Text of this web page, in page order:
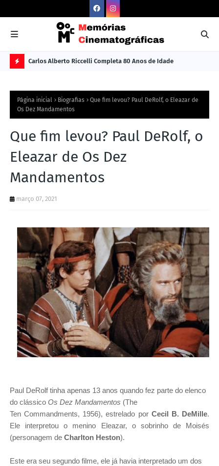
L
TI
M
A
O
A
S
Carlos Alberto Riccelli Completa 80 Anos de Idade
Página inicial Biografias
Que fim levou? Paul DeRolf, o Eleazar de
Os Dez Mandamentos
Que fim levou? Paul DeRolf, o
Eleazar de Os Dez
Mandamentos
março 07, 2021
Paul DeRolf tinha apenas 13 anos quando fez parte do elenco
do clássico Os Dez Mandamentos (The
Ten Commandments, 1956), estrelado por Cecil B. DeMille.
Ele interpretou o menino Eleazar, o sobrinho de Moisés
(personagem de Charlton Heston).
Este era seu segundo filme, ele já havia interpretado um dos